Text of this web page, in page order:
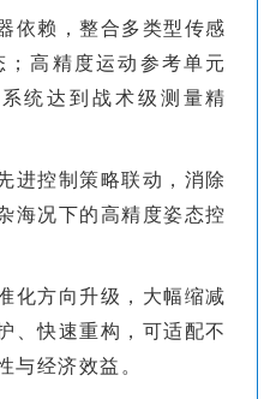
依赖，整合多类型传感
高精度运动参考单元
统达到战术级测量精
进控制策略联动，消除
海况下的高精度姿态控
化方向升级，大幅缩减
、快速重构，可适配不
与经济效益。